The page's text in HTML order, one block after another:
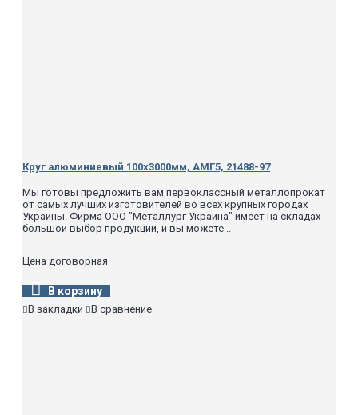
Круг алюминиевый 100х3000мм, АМГ5, 21488-97
Мы готовы предложить вам первоклассный металлопрокат
от самых лучших изготовителей во всех крупных городах
Украины. Фирма ООО "Металлург Украина" имеет на складах
большой выбор продукции, и вы можете ..
Цена договорная
В корзину
В закладки В сравнение